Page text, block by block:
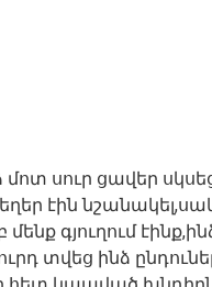
սուր ցավեր
էին
գյուղում
տվեց ինձ